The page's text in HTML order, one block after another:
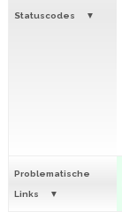
Statuscodes
Problematische
Links